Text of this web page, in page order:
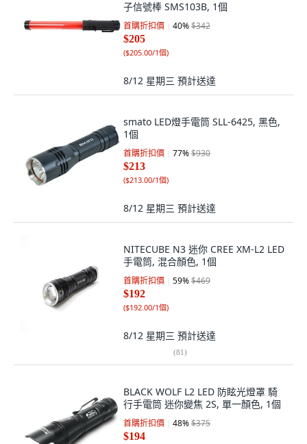
子信號棒 SMS103B, 1個
首購折扣價 40%$342
$205
($205.00/1個)
8/12 星期三 預計送達
smato LED燈手電筒 SLL-6425, 黑色,
1個
首購折扣價 77%$930
$213
($213.00/1個)
8/12 星期三 預計送達
NITECUBE N3 迷你 CREE XM-L2 LED
手電筒, 混合顏色, 1個
首購折扣價 59%$469
$192
($192.00/1個)
8/12 星期三 預計送達
(81)
BLACK WOLF L2 LED 防眩光燈罩 騎
行手電筒 迷你變焦 2S, 單一顏色, 1個
首購折扣價 48%$375
$194